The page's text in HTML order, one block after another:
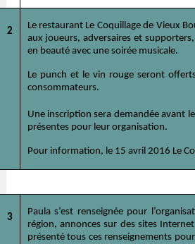
2
Le restaurant Le Coquillage de Vieux
aux joueurs, adversaires et
en beauté avec une soirée musicale.
Le punch et le vin rouge seront
consommateurs.
Une inscription sera demandée avant
présentes pour leur organisation.
Pour information, le 15 avril 2016 Le
3
Paula s’est renseignée pour
région, annonces sur des sites
présenté tous ces renseignements